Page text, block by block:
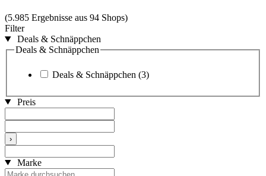
(5.985 Ergebnisse aus 94 Shops)
Filter
Deals & Schnäppchen
Deals & Schnäppchen
Deals & Schnäppchen (3)
Preis
›
Marke